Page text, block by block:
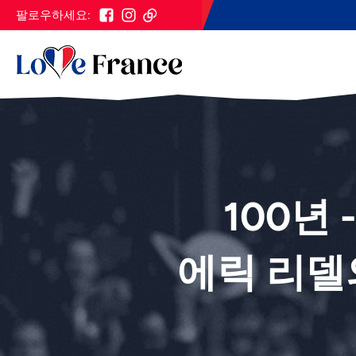
팔로우하세요:
100년
에릭 리